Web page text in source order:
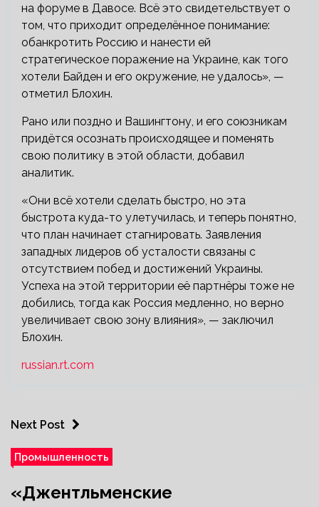
на форуме в Давосе. Всё это свидетельствует о
том, что приходит определённое понимание:
обанкротить Россию и нанести ей
стратегическое поражение на Украине, как того
хотели Байден и его окружение, не удалось», —
отметил Блохин.
Рано или поздно и Вашингтону, и его союзникам
придётся осознать происходящее и поменять
свою политику в этой области, добавил
аналитик.
«Они всё хотели сделать быстро, но эта
быстрота куда-то улетучилась, и теперь понятно,
что план начинает стагнировать. Заявления
западных лидеров об усталости связаны с
отсутствием побед и достижений Украины.
Успеха на этой территории её партнёры тоже не
добились, тогда как Россия медленно, но верно
увеличивает свою зону влияния», — заключил
Блохин.
russian.rt.com
Next Post
Промышленность
«Джентльменские